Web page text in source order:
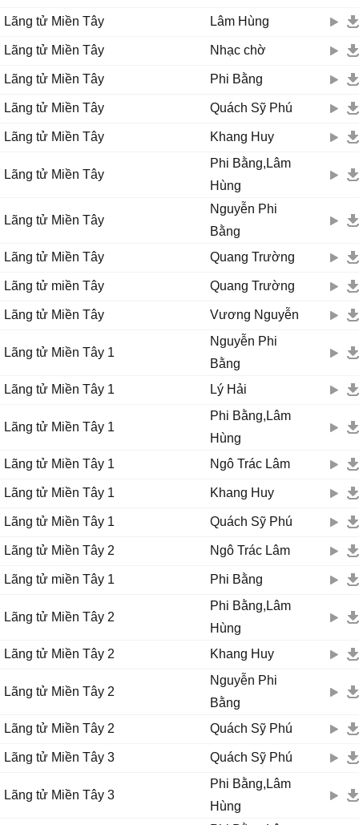
Sao nghe gió đông lạnh về đêm
Đường nào về bến sông
Tôi hát lý con cua
Sao em nỡ bỏ chồng mà phụ anh
Tôi hát mãi đưa người tình xa
Ai qua cầu bỏ bạn mình ên
Con cua đực suốt đời tình chung
Lãng tử Miền Tây Lâm Hùng
Lãng tử Miền Tây Nhạc chờ
Lãng tử Miền Tây Phi Bằng
Lãng tử Miền Tây Quách Sỹ Phú
Lãng tử Miền Tây Khang Huy
Lãng tử Miền Tây
Phi Bằng,Lâm
Hùng
Lãng tử Miền Tây
Nguyễn Phi
Bằng
Lãng tử Miền Tây
Quang Trường
Lãng tử miền Tây Quang Trường
Lãng tử Miền Tây Vương Nguyễn
Lãng tử Miền Tây 1
Nguyễn Phi
Bằng
Lãng tử Miền Tây 1
Lý Hải
Lãng tử Miền Tây 1
Phi Bằng,Lâm
Hùng
Lãng tử Miền Tây 1
Ngô Trác Lâm
Lãng tử Miền Tây 1 Khang Huy
Lãng tử Miền Tây 1 Quách Sỹ Phú
Lãng tử Miền Tây 2 Ngô Trác Lâm
Lãng tử miền Tây 1 Phi Bằng
Lãng tử Miền Tây 2
Phi Bằng,Lâm
Hùng
Lãng tử Miền Tây 2
Khang Huy
Lãng tử Miền Tây 2
Nguyễn Phi
Bằng
Lãng tử Miền Tây 2
Quách Sỹ Phú
Lãng tử Miền Tây 3 Quách Sỹ Phú
Lãng tử Miền Tây 3
Phi Bằng,Lâm
Hùng